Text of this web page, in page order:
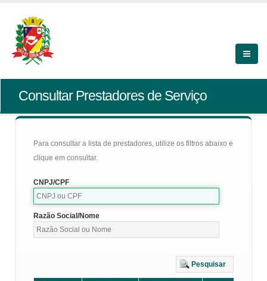
Consultar Prestadores de Serviço
Para consultar a lista de prestadores, utilize os filtros abaixo e
clique em consultar.
CNPJ/CPF
Razão Social/Nome
Pesquisar